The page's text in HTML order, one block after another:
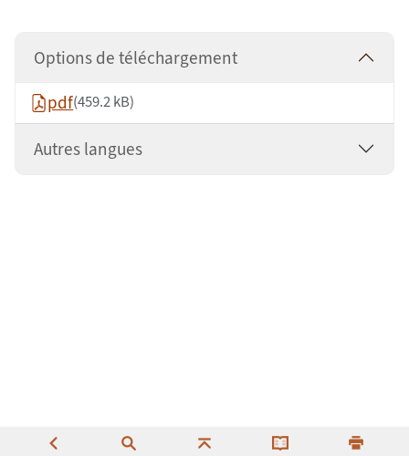
Options de téléchargement
pdf(459.2 kB)
Autres langues